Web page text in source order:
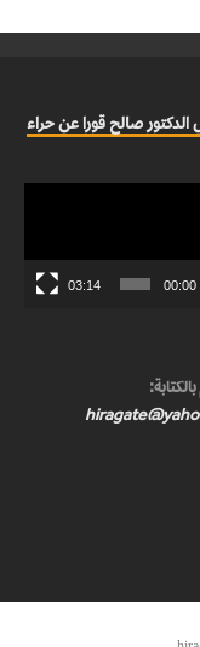
الدكتور صالح قورا عن حراء
00:00
03:14